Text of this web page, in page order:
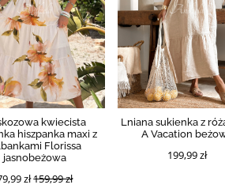
kwiecista
hiszpanka maxi z
Florissa
jasnobeżowa
zł159,99 zł
Lniana sukienka z
A Vacation
199,99 zł